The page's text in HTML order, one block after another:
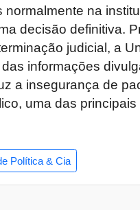
normalmente na
decisão definitiva.
judicial, a
informações
a insegurança de
uma das
Política & Cia